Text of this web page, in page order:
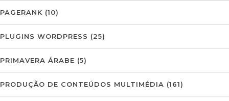
PAGERANK (10)
PLUGINS WORDPRESS (25)
PRIMAVERA ÁRABE (5)
PRODUÇÃO DE CONTEÚDOS MULTIMÉDIA (161)